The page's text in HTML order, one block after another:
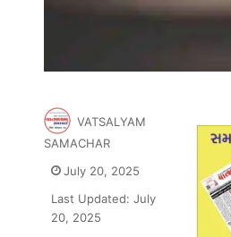
VATSALYAM
SAMACHAR
July 20, 2025
Last Updated: July
20, 2025